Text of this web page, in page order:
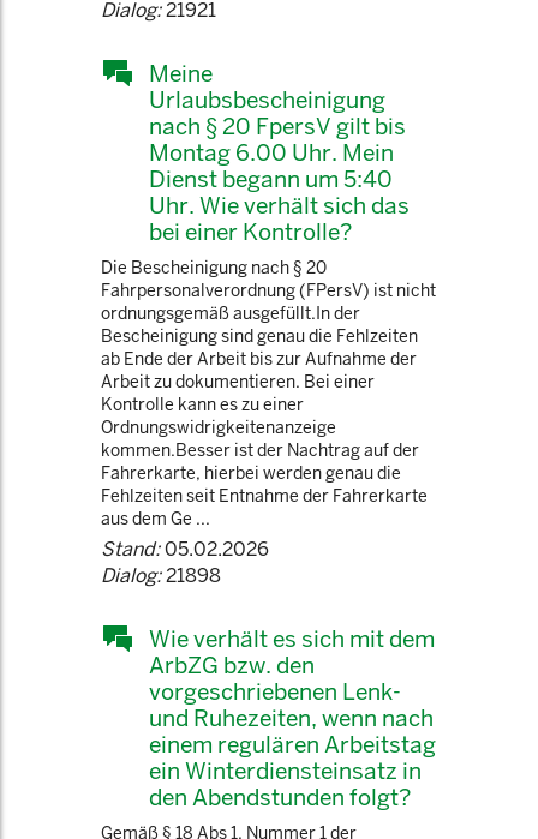
Dialog:21921
Meine
Urlaubsbescheinigung
nach § 20 FpersV gilt bis
Montag 6.00 Uhr. Mein
Dienst begann um 5:40
Uhr. Wie verhält sich das
bei einer Kontrolle?
Die Bescheinigung nach § 20
Fahrpersonalverordnung (FPersV) ist nicht
ordnungsgemäß ausgefüllt.In der
Bescheinigung sind genau die Fehlzeiten
ab Ende der Arbeit bis zur Aufnahme der
Arbeit zu dokumentieren. Bei einer
Kontrolle kann es zu einer
Ordnungswidrigkeitenanzeige
kommen.Besser ist der Nachtrag auf der
Fahrerkarte, hierbei werden genau die
Fehlzeiten seit Entnahme der Fahrerkarte
aus dem Ge ...
Stand:05.02.2026
Dialog:21898
Wie verhält es sich mit dem
ArbZG bzw. den
vorgeschriebenen Lenk-
und Ruhezeiten, wenn nach
einem regulären Arbeitstag
ein Winterdiensteinsatz in
den Abendstunden folgt?
Gemäß § 18 Abs 1. Nummer 1 der